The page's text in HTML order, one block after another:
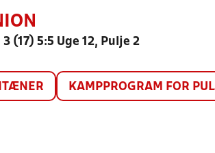
(17) 5:5 Uge 12, Pulje 2
KAMPPROGRAM FOR